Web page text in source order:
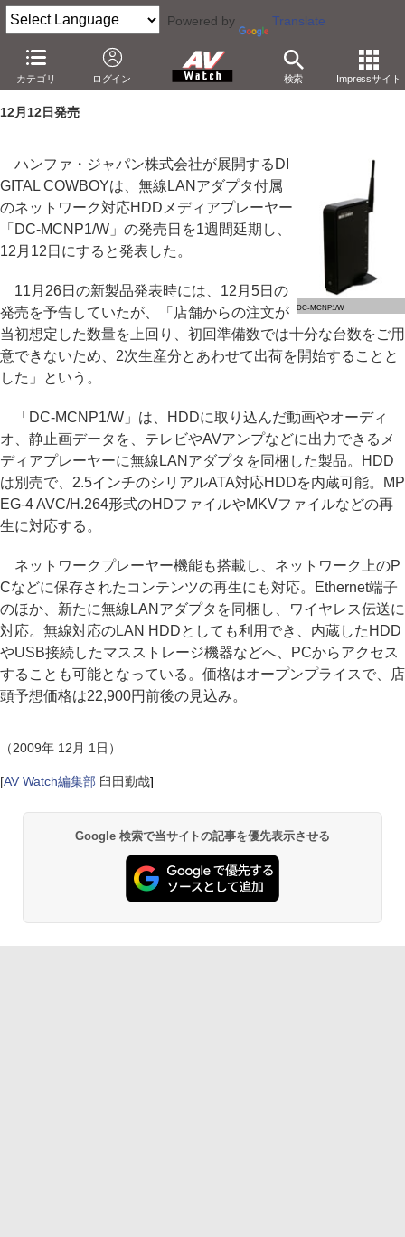
Powered by Translate
カテゴリ ログイン 検索 Impressサイト
DIGITAL COWBOY、無線対応HDDプレーヤーの発売を延期
－注文が想定を上回り、1週間延期の12月12日発売に
12月12日発売
DC-MCNP1/W
ハンファ・ジャパン株式会社が展開するDI
GITAL COWBOYは、無線LANアダプタ付属
のネットワーク対応HDDメディアプレーヤー
「DC-MCNP1/W」の発売日を1週間延期し、
12月12日にすると発表した。
11月26日の新製品発表時には、12月5日の
発売を予告していたが、「店舗からの注文が
当初想定した数量を上回り、初回準備数では十分な台数をご用
意できないため、2次生産分とあわせて出荷を開始することと
した」という。
「DC-MCNP1/W」は、HDDに取り込んだ動画やオーディ
オ、静止画データを、テレビやAVアンプなどに出力できるメ
ディアプレーヤーに無線LANアダプタを同梱した製品。HDD
は別売で、2.5インチのシリアルATA対応HDDを内蔵可能。MP
EG-4 AVC/H.264形式のHDファイルやMKVファイルなどの再
生に対応する。
ネットワークプレーヤー機能も搭載し、ネットワーク上のP
Cなどに保存されたコンテンツの再生にも対応。Ethernet端子
のほか、新たに無線LANアダプタを同梱し、ワイヤレス伝送に
対応。無線対応のLAN HDDとしても利用でき、内蔵したHDD
やUSB接続したマスストレージ機器などへ、PCからアクセス
することも可能となっている。価格はオープンプライスで、店
頭予想価格は22,900円前後の見込み。
（2009年 12月 1日）
[AV Watch編集部 臼田勤哉]
Google 検索で当サイトの記事を優先表示させる